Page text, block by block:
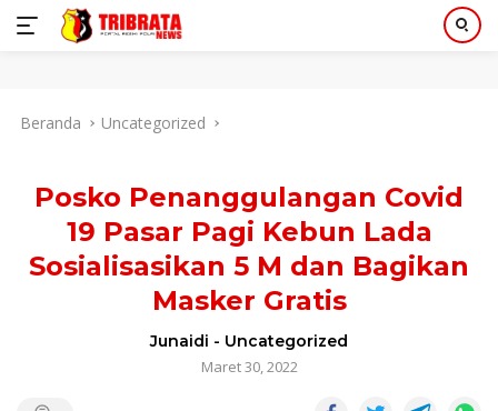
Beranda Uncategorized
Posko Penanggulangan Covid
19 Pasar Pagi Kebun Lada
Sosialisasikan 5 M dan Bagikan
Masker Gratis
Junaidi - Uncategorized
Maret 30, 2022